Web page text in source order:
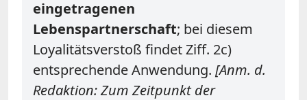
eingetragenen
Lebenspartnerschaft; bei diesem
Loyalitätsverstoß findet Ziff. 2c)
entsprechende Anwendung. [Anm. d.
Redaktion: Zum Zeitpunkt der